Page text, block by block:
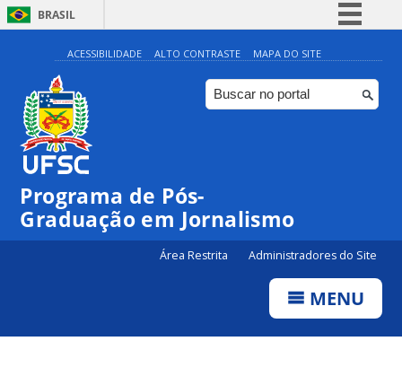
BRASIL
Simplifique!
Comunica BR
Participe
ACESSIBILIDADE ALTO CONTRASTE MAPA DO SITE
Programa de Pós-
Graduação em Jornalismo
Área Restrita Administradores do Site
MENU